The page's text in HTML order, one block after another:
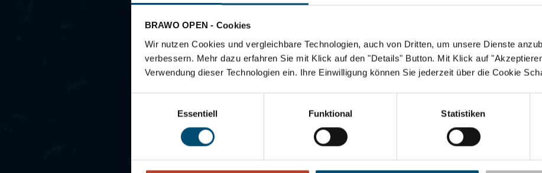
BRAWO OPEN - Cookies
Wir nutzen Cookies und vergleichbare Technologien, auch von Dritten, um unsere Dienste
verbessern. Mehr dazu erfahren Sie mit Klick auf den "Details" Button. Mit Klick auf
Verwendung dieser Technologien ein. Ihre Einwilligung können Sie jederzeit über die Cookie
Essentiell
Funktional Statistiken